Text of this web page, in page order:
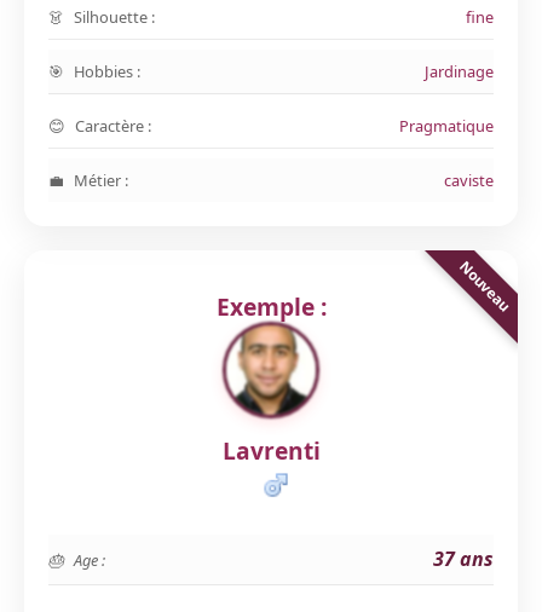
Silhouette : fine
Hobbies : Jardinage
Caractère : Pragmatique
Métier : caviste
Exemple :
Lavrenti
Age : 37 ans